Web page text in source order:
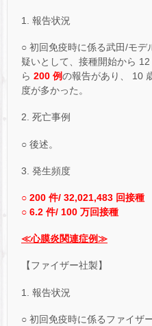
1. 報告状況
○ 初回免疫時に係る武田/モデ
疑いとして、接種開始から
ら 200 例の報告があり、 10
度が多かった。
2. 死亡事例
○ 後述。
3. 発生頻度
○ 200 件/ 32,021,483 回接種
○ 6.2 件/ 100 万回接種
≪心膜炎関連症例≫
【ファイザー社製】
1. 報告状況
○ 初回免疫時に係るファイザ